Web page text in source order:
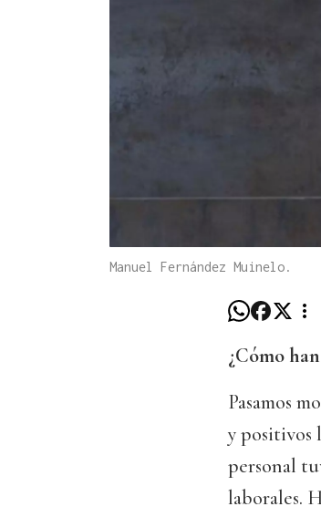
Manuel Fernández Muinelo.
¿Cómo
Pasamos
y positivos
personal
laborales.